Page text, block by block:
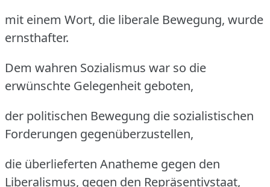
mit einem Wort, die liberale Bewegung, wurde
ernsthafter.
Dem wahren Sozialismus war so die
erwünschte Gelegenheit geboten,
der politischen Bewegung die sozialistischen
Forderungen gegenüberzustellen,
die überlieferten Anatheme gegen den
Liberalismus, gegen den Repräsentivstaat,